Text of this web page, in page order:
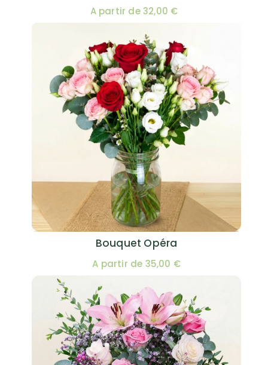
A partir de 32,00 €
Bouquet Opéra
A partir de 35,00 €